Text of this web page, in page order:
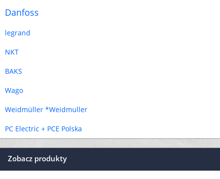
Danfoss
legrand
NKT
BAKS
Wago
Weidmüller *Weidmuller
PC Electric + PCE Polska
Zobacz produkty